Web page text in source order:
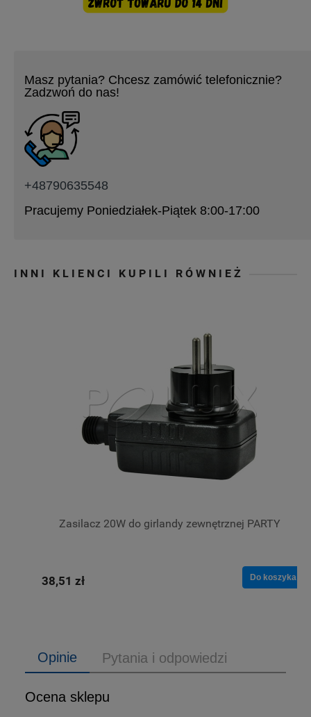
Masz pytania? Chcesz zamówić telefonicznie?
Zadzwoń do nas!
+48790635548
Pracujemy Poniedziałek-Piątek 8:00-17:00
INNI KLIENCI KUPILI RÓWNIEŻ
Zasilacz 20W do girlandy zewnętrznej PARTY
38,51 zł Do koszyka
Opinie Pytania i odpowiedzi
Ocena sklepu